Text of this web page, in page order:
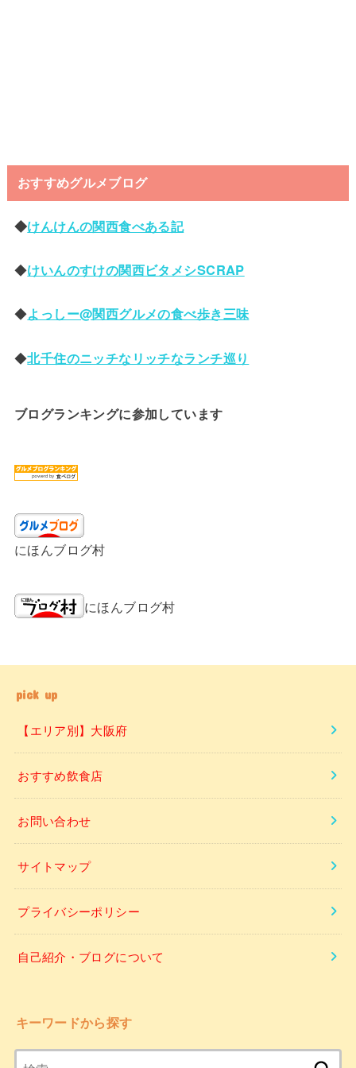
おすすめグルメブログ
◆けんけんの関西食べある記
◆けいんのすけの関西ビタメシSCRAP
◆よっしー@関西グルメの食べ歩き三味
◆北千住のニッチなリッチなランチ巡り
ブログランキングに参加しています
にほんブログ村
にほんブログ村
pick up
【エリア別】大阪府
おすすめ飲食店
お問い合わせ
サイトマップ
プライバシーポリシー
自己紹介・ブログについて
キーワードから探す